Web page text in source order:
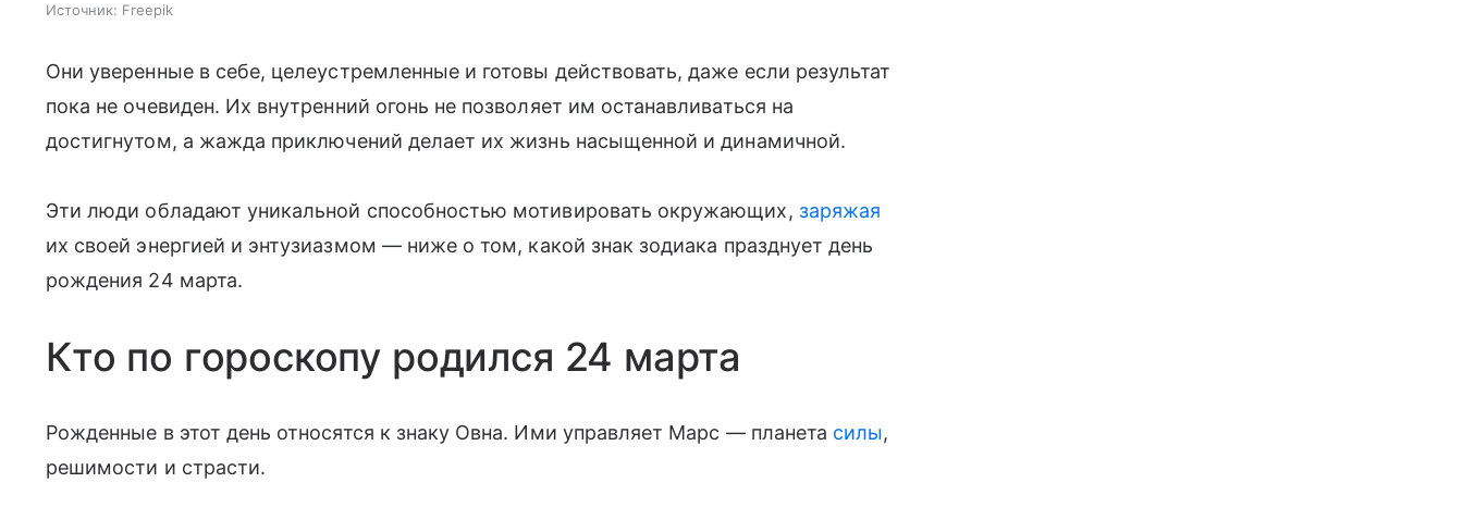
Источник: Freepik
Они уверенные в себе, целеустремленные и готовы действовать, даже если результат
пока не очевиден. Их внутренний огонь не позволяет им останавливаться на
достигнутом, а жажда приключений делает их жизнь насыщенной и динамичной.
Эти люди обладают уникальной способностью мотивировать окружающих, заряжая
их своей энергией и энтузиазмом — ниже о том, какой знак зодиака празднует день
рождения 24 марта.
Кто по гороскопу родился 24 марта
Рожденные в этот день относятся к знаку Овна. Ими управляет Марс — планета силы,
решимости и страсти.